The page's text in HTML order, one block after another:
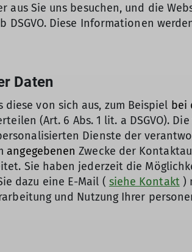
Sie uns besuchen, und die
Diese Informationen
Daten
von sich aus, zum Beispiel bei
(Art. 6 Abs. 1 lit. a DSGVO).
Dienste der
angegebenen Zwecke der
Sie haben jederzeit die
dazu eine E-Mail ( siehe Kontakt)
und Nutzung Ihrer